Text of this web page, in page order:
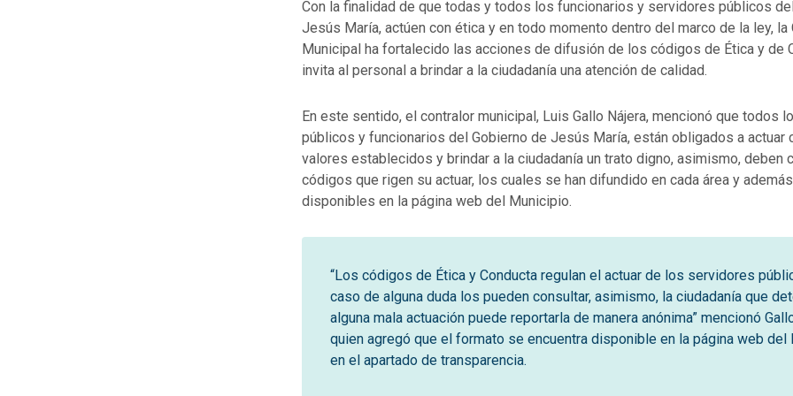
Con la finalidad de que todas y todos los funcionarios y servidores públicos
Jesús María, actúen con ética y en todo momento dentro del marco de la ley, la
Municipal ha fortalecido las acciones de difusión de los códigos de Ética y de
invita al personal a brindar a la ciudadanía una atención de calidad.
En este sentido, el contralor municipal, Luis Gallo Nájera, mencionó que todos
públicos y funcionarios del Gobierno de Jesús María, están obligados a actuar
valores establecidos y brindar a la ciudadanía un trato digno, asimismo, deben
códigos que rigen su actuar, los cuales se han difundido en cada área y
disponibles en la página web del Municipio.
“Los códigos de Ética y Conducta regulan el actuar de los servidores
caso de alguna duda los pueden consultar, asimismo, la ciudadanía que
alguna mala actuación puede reportarla de manera anónima” mencionó
quien agregó que el formato se encuentra disponible en la página web del
en el apartado de transparencia.